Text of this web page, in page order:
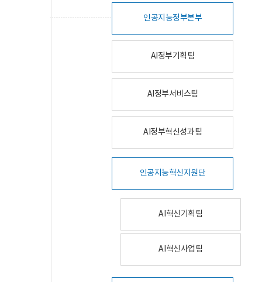
인공지능정부본부
AI정부기획팀
AI정부서비스팀
AI정부혁신성과팀
인공지능혁신지원단
AI혁신기획팀
AI혁신사업팀